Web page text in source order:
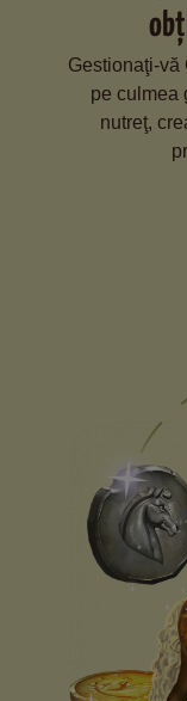
Gestionaţi-vă
pe culmea
nutreţ,